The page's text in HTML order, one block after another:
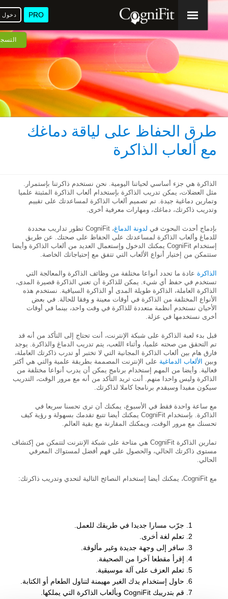
PRO دخول
التسجيل
طرق الحفاظ على لياقة دماغك
مع ألعاب الذاكرة
الذاكرة هي جزء أساسي لحياتنا اليومية. نحن نستخدم ذاكرتنا بإستمرار.
مثل العضلات، يمكن تدريب الذاكرة بإستخدام ألعاب الذاكرة المثبتة علميا
وتمارين دماغية جيدة. تم تصميم ألعاب الذاكرة لمساعدتك على تقييم
وتدريب ذاكرتك، دماغك، ومهارات معرفية أخرى.
بإدماج أحدث البحوث فيلدونة الدماغ
، CogniFit تطور تداريب محددة
للدماغ وألعاب الذاكرة لمساعدتك على الحفاظ على صحتك. عن طريق
إستخدام CogniFit يمكنك الدخول وإستعمال العديد من ألعاب الذاكرة وأيضا
ستتمكن من إختيار أنواع الألعاب التي تتفق مع إحتياجاتك الخاصة.
الذاكرةعادة ما تحدد أنواعا مختلفة من وظائف الذاكرة والمعالجة التي
تستخدم في حفظ أي شيء. يمكن للذاكرة أن تعني الذاكرة قصيرة المدى،
الذاكرة العاملة، الذاكرة طويلة المدى أو الذاكرة السياقية. نستخدم هذه
الأنواع المختلفة من الذاكرة في أوقات معينة و وفقا للحالة. في بعض
الأحيان نستخدم أنظمة متعددة للذاكرة في وقت واحد، بينما في أوقات
أخرى نستخدمها في عزلة.
قبل بدء لعبة الذاكرة على شبكة الإنترنت، أنت تحتاج إلى التأكد من أنه قد
تم التحقق من صحته علميا، وأثناء اللعب، يتم تدريب الدماغ والذاكرة. يوجد
فارق هام بين ألعاب الذاكرة المجانية التي لا تختبر أو تدرب ذاكرتك العاملة،
وبينالألعاب الدماغيةعلى الإنترنت المصممة بطريقة علمية والتي هي أكثر
فعالية. وأيضا من المهم إستخدام برنامج يمكن أن يدرب أنواعا مختلفة من
الذاكرة وليس واحدا منهم. أنت تريد التأكد من أنه مع مرور الوقت، التدريب
سيكون مفيدا وسيقدم برنامجا كاملا لذاكرتك.
مع ساعة واحدة فقط في الأسبوع، يمكنك أن ترى تحسنا سريعا في
الذاكرة. بإستخدام CogniFit يمكنك أيضا تتبع تقدمك بسهولة و رؤية كيف
تحسنك مع مرور الوقت، ويمكنك المقارنة مع بقية العالم.
تمارين الذاكرة CogniFit هي متاحة على شبكة الإنترنت لتتمكن من إكتشاف
مستوى ذاكرتك الحالي، والحصول على فهم أفضل لمستواك المعرفي
الحالي.
جرّب مسارا جديدا في طريقك للعمل.
تعلم لغة أخرى.
سافر إلى وجهة جديدة وغير مألوفة.
إقرأ مقطعا آخرا من الصحيفة.
تعلم العزف على آلة موسيقية.
حاول إستخدام يدك الغير مهيمنة لتناول الطعام أو الكتابة.
قم بتدريبك CogniFit وبألعاب الذاكرة التي يملكها.